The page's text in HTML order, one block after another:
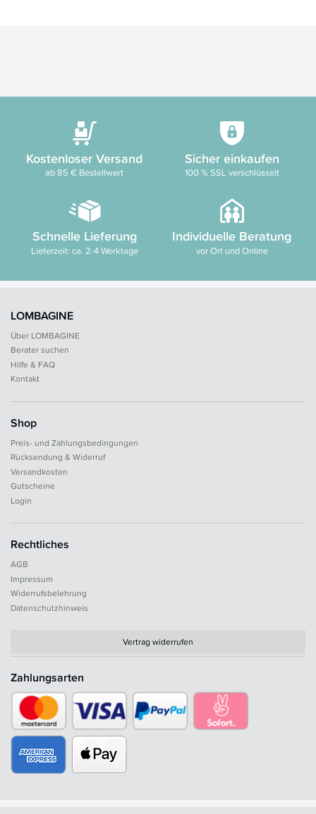
Kostenloser Versand
ab 85 € Bestellwert
Sicher einkaufen
100 % SSL verschlüsselt
Schnelle Lieferung
Lieferzeit: ca. 2-4 Werktage
Individuelle Beratung
vor Ort und Online
LOMBAGINE
Über LOMBAGINE
Berater suchen
Hilfe & FAQ
Kontakt
Shop
Preis- und Zahlungsbedingungen
Rücksendung & Widerruf
Versandkosten
Gutscheine
Login
Rechtliches
AGB
Impressum
Widerrufsbelehrung
Datenschutzhinweis
Vertrag widerrufen
Zahlungsarten